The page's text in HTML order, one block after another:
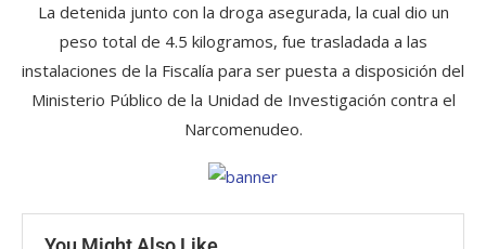
La detenida junto con la droga asegurada, la cual dio un
peso total de 4.5 kilogramos, fue trasladada a las
instalaciones de la Fiscalía para ser puesta a disposición del
Ministerio Público de la Unidad de Investigación contra el
Narcomenudeo.